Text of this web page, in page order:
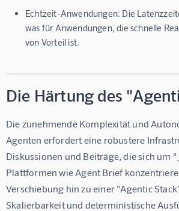
Echtzeit-Anwendungen: Die
was für Anwendungen, die schnelle
von Vorteil ist.
Die Härtung des
Die zunehmende Komplexität und
Agenten erfordert eine robustere
Diskussionen und Beiträge, die sich um
Plattformen wie Agent Brief
Verschiebung hin zu einer "Agentic
Skalierbarkeit und deterministische